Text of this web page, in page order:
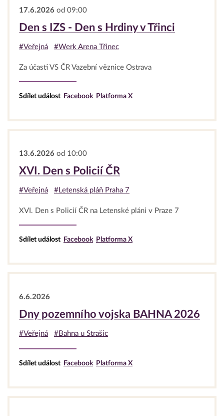
17.6.2026 od 09:00
Den s IZS - Den s Hrdiny v Třinci
#Veřejná #Werk Arena Třinec
Za účasti VS ČR Vazební věznice Ostrava
Sdílet událost Facebook Platforma X
13.6.2026 od 10:00
XVI. Den s Policií ČR
#Veřejná #Letenská pláň Praha 7
XVI. Den s Policií ČR na Letenské pláni v Praze 7
Sdílet událost Facebook Platforma X
6.6.2026
Dny pozemního vojska BAHNA 2026
#Veřejná #Bahna u Strašic
Sdílet událost Facebook Platforma X